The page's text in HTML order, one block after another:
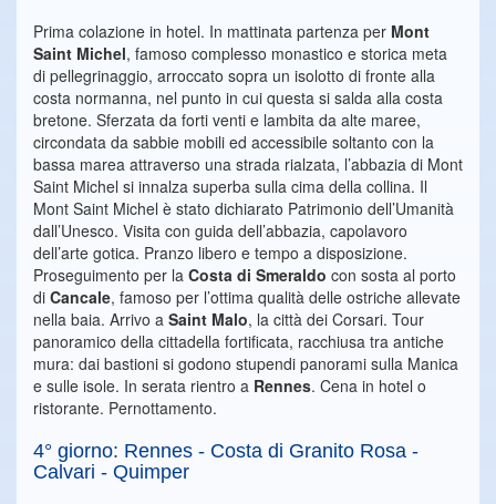
Prima colazione in hotel. In mattinata partenza per Mont
Saint Michel, famoso complesso monastico e storica meta
di pellegrinaggio, arroccato sopra un isolotto di fronte alla
costa normanna, nel punto in cui questa si salda alla costa
bretone. Sferzata da forti venti e lambita da alte maree,
circondata da sabbie mobili ed accessibile soltanto con la
bassa marea attraverso una strada rialzata, l’abbazia di Mont
Saint Michel si innalza superba sulla cima della collina. Il
Mont Saint Michel è stato dichiarato Patrimonio dell’Umanità
dall’Unesco. Visita con guida dell’abbazia, capolavoro
dell’arte gotica. Pranzo libero e tempo a disposizione.
Proseguimento per la Costa di Smeraldo con sosta al porto
di Cancale, famoso per l’ottima qualità delle ostriche allevate
nella baia. Arrivo a Saint Malo, la città dei Corsari. Tour
panoramico della cittadella fortificata, racchiusa tra antiche
mura: dai bastioni si godono stupendi panorami sulla Manica
e sulle isole. In serata rientro a Rennes. Cena in hotel o
ristorante. Pernottamento.
4° giorno: Rennes - Costa di Granito Rosa -
Calvari - Quimper